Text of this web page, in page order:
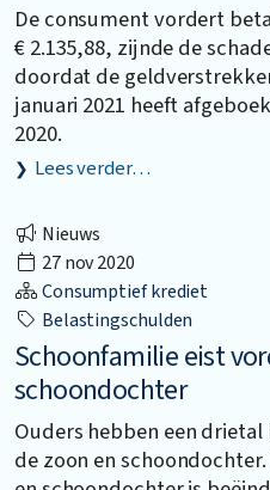
De consument vordert
€ 2.135,88, zijnde de
doordat de
januari 2021 heeft
2020.
Lees verder…
Nieuws
27 nov 2020
Consumptief krediet
Belastingschulden
Schoonfamilie eist
schoondochter
Ouders hebben een
de zoon en